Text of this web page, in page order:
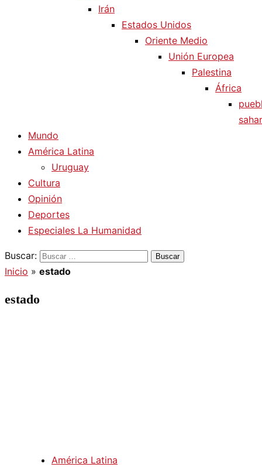
Irán
Estados Unidos
Oriente Medio
Unión Europea
Palestina
África
Mundo
América Latina
Uruguay
Cultura
Opinión
Deportes
Especiales La Humanidad
Buscar:
Inicio » estado
estado
América Latina